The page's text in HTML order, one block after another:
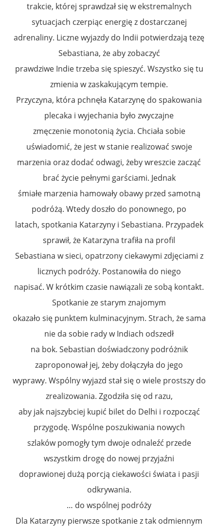
trakcie, której sprawdzał się w ekstremalnych
sytuacjach czerpiąc energię z dostarczanej
adrenaliny. Liczne wyjazdy do Indii potwierdzają tezę
Sebastiana, że aby zobaczyć
prawdziwe Indie trzeba się spieszyć. Wszystko się tu
zmienia w zaskakującym tempie.
Przyczyna, która pchnęła Katarzynę do spakowania
plecaka i wyjechania było zwyczajne
zmęczenie monotonią życia. Chciała sobie
uświadomić, że jest w stanie realizować swoje
marzenia oraz dodać odwagi, żeby wreszcie zacząć
brać życie pełnymi garściami. Jednak
śmiałe marzenia hamowały obawy przed samotną
podróżą. Wtedy doszło do ponownego, po
latach, spotkania Katarzyny i Sebastiana. Przypadek
sprawił, że Katarzyna trafiła na profil
Sebastiana w sieci, opatrzony ciekawymi zdjęciami z
licznych podróży. Postanowiła do niego
napisać. W krótkim czasie nawiązali ze sobą kontakt.
Spotkanie ze starym znajomym
okazało się punktem kulminacyjnym. Strach, że sama
nie da sobie rady w Indiach odszedł
na bok. Sebastian doświadczony podróżnik
zaproponował jej, żeby dołączyła do jego
wyprawy. Wspólny wyjazd stał się o wiele prostszy do
zrealizowania. Zgodziła się od razu,
aby jak najszybciej kupić bilet do Delhi i rozpocząć
przygodę. Wspólne poszukiwania nowych
szlaków pomogły tym dwoje odnaleźć przede
wszystkim drogę do nowej przyjaźni
doprawionej dużą porcją ciekawości świata i pasji
odkrywania.
… do wspólnej podróży
Dla Katarzyny pierwsze spotkanie z tak odmiennym